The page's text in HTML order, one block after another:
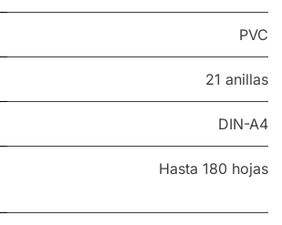
PVC
21 anillas
DIN-A4
Hasta 180 hojas